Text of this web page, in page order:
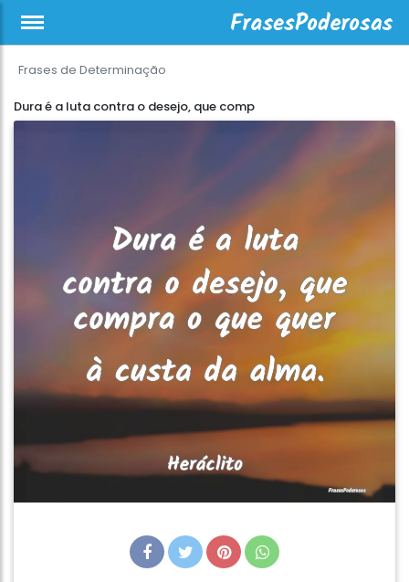
Frases de Determinação
Dura é a luta contra o desejo, que comp